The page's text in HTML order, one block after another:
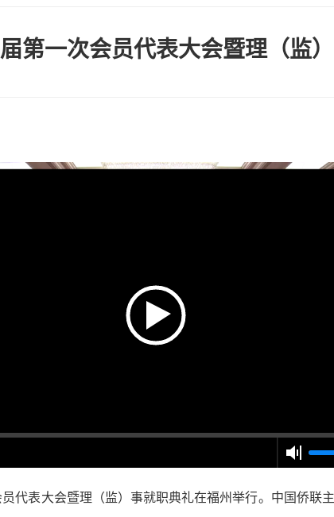
第一次会员代表大会暨理（监
表大会暨理（监）事就职典礼在福州举行。中国侨联